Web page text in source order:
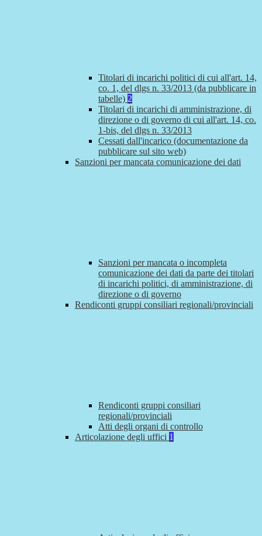
Titolari di incarichi politici di cui all'art. 14,
co. 1, del dlgs n. 33/2013 (da pubblicare in
tabelle) 2
Titolari di incarichi di amministrazione, di
direzione o di governo di cui all'art. 14, co.
1-bis, del dlgs n. 33/2013
Cessati dall'incarico (documentazione da
pubblicare sul sito web)
Sanzioni per mancata comunicazione dei dati
Sanzioni per mancata o incompleta
comunicazione dei dati da parte dei titolari
di incarichi politici, di amministrazione, di
direzione o di governo
Rendiconti gruppi consiliari regionali/provinciali
Rendiconti gruppi consiliari
regionali/provinciali
Atti degli organi di controllo
Articolazione degli uffici 1